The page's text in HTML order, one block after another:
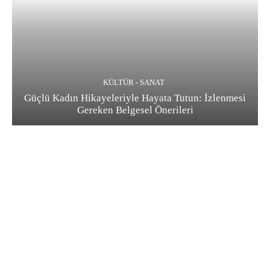
KÜLTÜR - SANAT
Güçlü Kadın Hikayeleriyle Hayata Tutun: İzlenmesi
Gereken Belgesel Önerileri